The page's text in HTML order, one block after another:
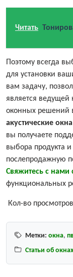
Читать
Поэтому всегда
для установки
вам задачу,
является ведущей
оконных решений
акустические окна
вы получаете
выбора продукта
послепродажную
Свяжитесь с нами
функциональных
Кол-во
Метки: окна,
Статьи об